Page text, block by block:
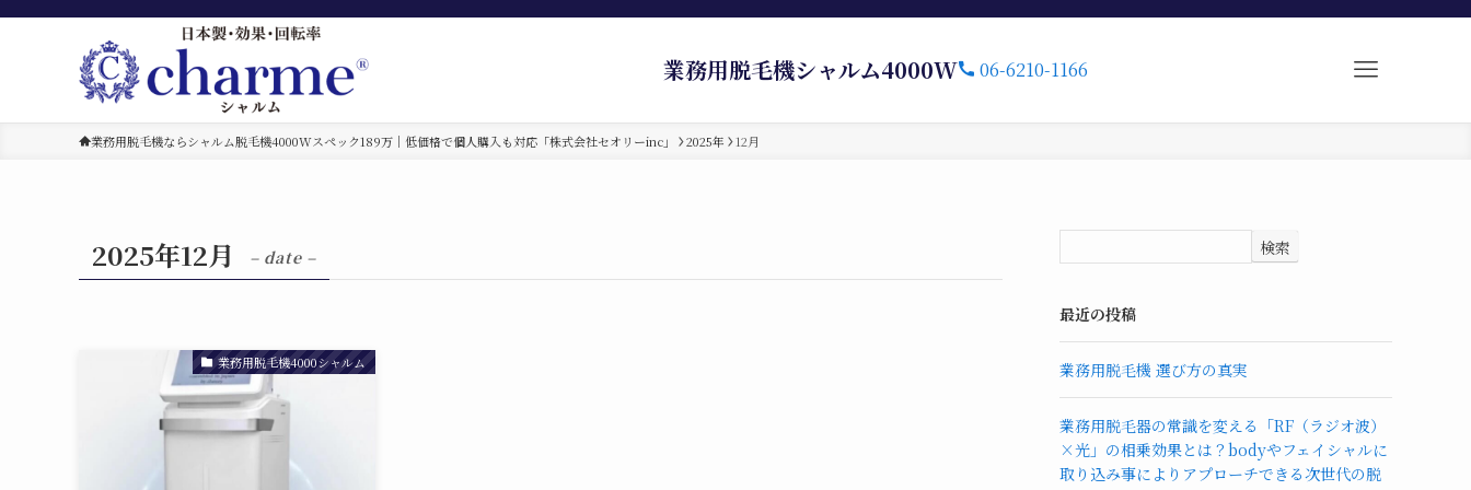
業務用脱毛機シャルム4000W 06-6210-1166
業務用脱毛機ならシャルム脱毛機4000Wスペック189万｜低価格で個人購入も対応「株式会社セオリーinc」 2025年 12月
2025年12月 – date –
業務用脱毛機4000シャルム
検索
最近の投稿
業務用脱毛機 選び方の真実
業務用脱毛器の常識を変える「RF（ラジオ波）
×光」の相乗効果とは？bodyやフェイシャルに
取り込み事によりアプローチできる次世代の脱